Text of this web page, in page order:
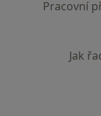
Pracovní
Jak